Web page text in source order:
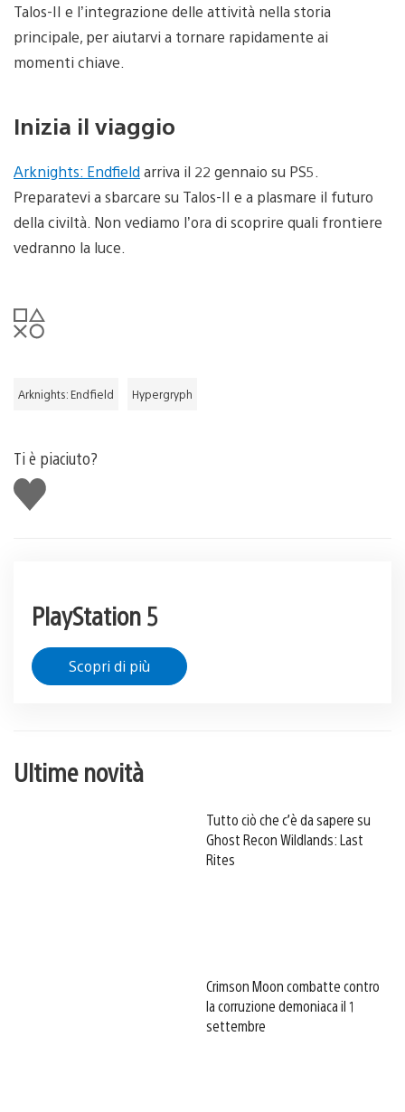
Talos-II e l’integrazione delle attività nella storia
principale, per aiutarvi a tornare rapidamente ai
momenti chiave.
Inizia il viaggio
Arknights: Endfield arriva il 22 gennaio su PS5.
Preparatevi a sbarcare su Talos-II e a plasmare il futuro
della civiltà. Non vediamo l’ora di scoprire quali frontiere
vedranno la luce.
Arknights: Endfield Hypergryph
Ti è piaciuto?
Mi
piace
PlayStation 5
Scopri di più
Ultime novità
Tutto ciò che c’è da sapere su
Ghost Recon Wildlands: Last
Rites
Crimson Moon combatte contro
la corruzione demoniaca il 1
settembre